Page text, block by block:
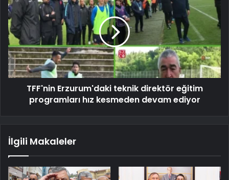
TFF'nin Erzurum'daki teknik direktör eğitim
programları hız kesmeden devam ediyor
İlgili Makaleler